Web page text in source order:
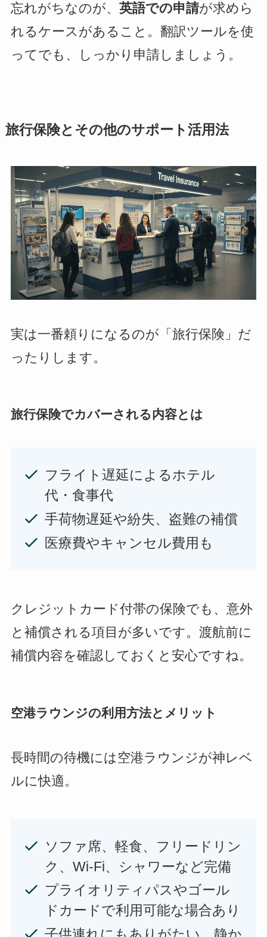
忘れがちなのが、 英語での申請が求めら
れるケースがあること。翻訳ツールを使
ってでも、しっかり申請しましょう。
旅行保険とその他のサポート活用法
実は一番頼りになるのが「旅行保険」だ
ったりします。
旅行保険でカバーされる内容とは
フライト遅延によるホテル
代・食事代
手荷物遅延や紛失、盗難の補償
医療費やキャンセル費用も
クレジットカード付帯の保険でも、意外
と補償される項目が多いです。渡航前に
補償内容を確認しておくと安心ですね。
空港ラウンジの利用方法とメリット
長時間の待機には空港ラウンジが神レベ
ルに快適。
ソファ席、軽食、フリードリン
ク、Wi-Fi、シャワーなど完備
プライオリティパスやゴール
ドカードで利用可能な場合あり